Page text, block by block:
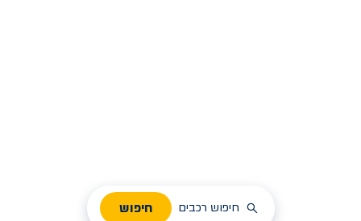
חיפוש רכבים חיפוש